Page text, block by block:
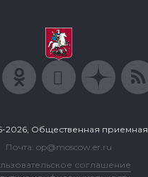
2026, Общественная приемная
Почта: op@moscow.er.ru
соглашение